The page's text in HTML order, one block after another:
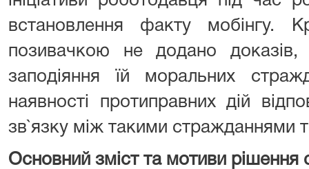
встановлення факту мобінгу.
позивачкою не додано
заподіяння їй моральних
наявності протиправних дій
зв`язку між такими стражданнями
Основний зміст та мотиви рішення